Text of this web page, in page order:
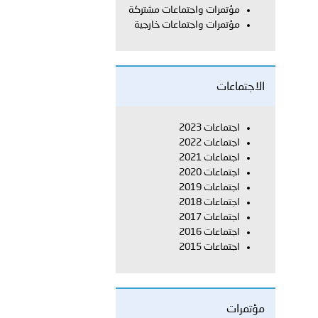
تنظم حملة للتبرع بالدم في منطقة الظفرة تعزيزا للمسؤولية
الأميريين معالي النائب الأول لرئيس مجلس الوزراء
العام..
جديدة من حماة الحق وحراس المبادئ تلتحق بشرطة عُمان
مؤتمرات واجتماعات مشتركة
مؤتمرات واجتماعات خارجية
الاجتماعات
اجتماعات 2023
اجتماعات 2022
اجتماعات 2021
اجتماعات 2020
اجتماعات 2019
اجتماعات 2018
اجتماعات 2017
اجتماعات 2016
اجتماعات 2015
مؤتمرات